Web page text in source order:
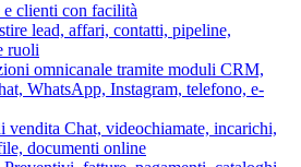
e clienti con facilità
lead, affari, contatti, pipeline,
ruoli
omnicanale tramite moduli CRM,
WhatsApp, Instagram, telefono, e-
vendita Chat, videochiamate, incarichi,
documenti online